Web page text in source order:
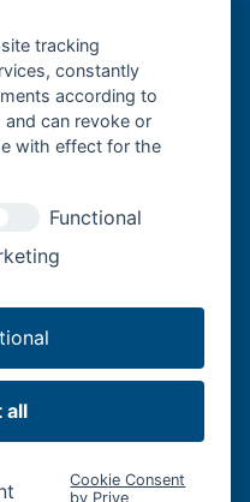
výrobcem
zdvižných čel se
společnost s více
a lídrem v
užitkovými vozidly.
podporují profesionální
vozidly a přívěsy, stejně
míli".
Performance.
tracking
constantly
according to
can revoke or
with effect for the
Functional
all
Cookie Consent
by Prive